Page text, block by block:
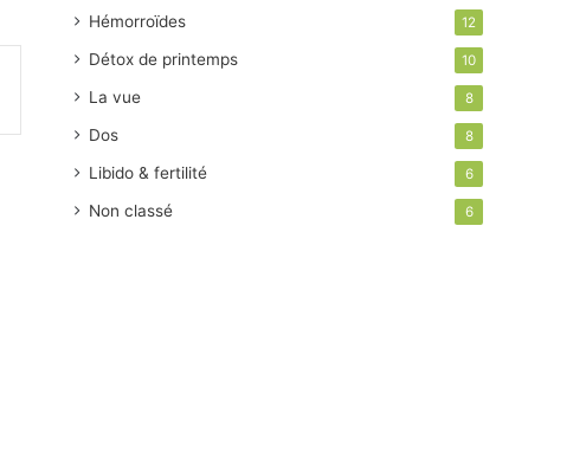
Hémorroïdes 12
Détox de printemps 10
La vue 8
Dos 8
Libido & fertilité 6
Non classé 6